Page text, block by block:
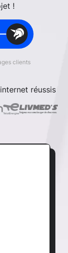
!
clients
réussis